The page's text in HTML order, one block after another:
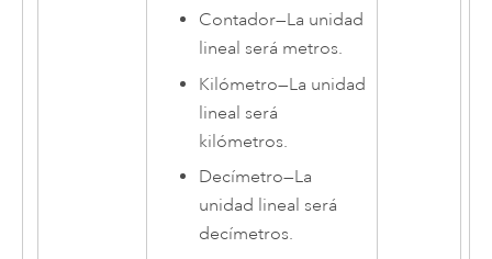
Contador—La unidad
lineal será metros.
Kilómetro—La unidad
lineal será
kilómetros.
Decímetro—La
unidad lineal será
decímetros.